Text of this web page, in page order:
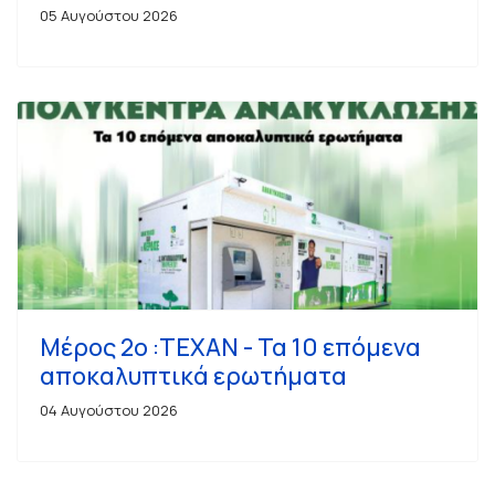
05 Αυγούστου 2026
Μέρος 2ο :ΤΕΧΑΝ - Τα 10 επόμενα
αποκαλυπτικά ερωτήματα
04 Αυγούστου 2026